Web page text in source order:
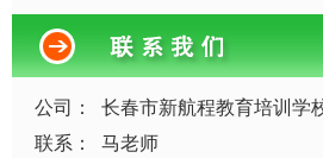
公司：
长春市新航程教育培训学
联系：
马老师